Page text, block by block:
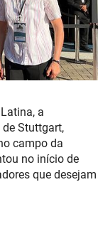
a
Stuttgart,
campo da
no início de
que desejam